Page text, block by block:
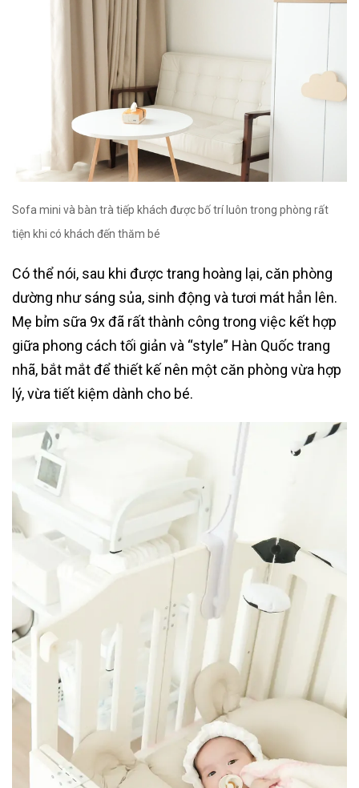
Sofa mini và bàn trà tiếp khách được bố trí luôn trong phòng rất
tiện khi có khách đến thăm bé
Có thể nói, sau khi được trang hoàng lại, căn phòng
dường như sáng sủa, sinh động và tươi mát hẳn lên.
Mẹ bỉm sữa 9x đã rất thành công trong việc kết hợp
giữa phong cách tối giản và “style” Hàn Quốc trang
nhã, bắt mắt để thiết kế nên một căn phòng vừa hợp
lý, vừa tiết kiệm dành cho bé.